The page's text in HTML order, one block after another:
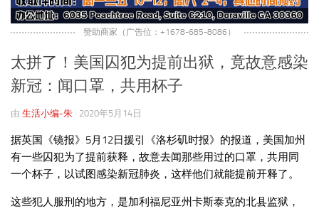
赞助商家（广告位：+1678-685-8086）
太拼了！美国囚犯为提前出狱，竟故意感染
新冠：闻口罩，共用杯子
由 生活小编-朱 · 2020年5月14日
据英国《镜报》5月12日援引《洛杉矶时报》的报道，美国加州
有一些囚犯为了提前获释，故意去闻那些用过的口罩，共用同
一个杯子，以试图感染新冠肺炎，这样他们就能提前开释了。
这些犯人服刑的地方，是加利福尼亚州卡斯泰克的北县监狱，